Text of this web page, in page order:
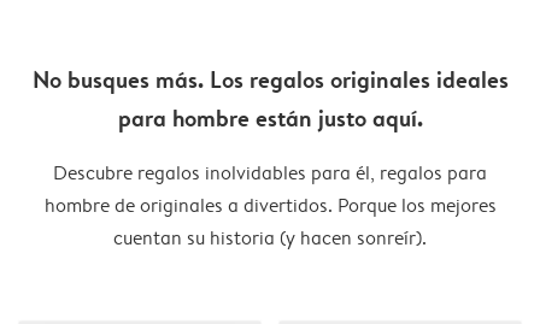
No busques más. Los regalos originales ideales
para hombre están justo aquí.
Descubre regalos inolvidables para él, regalos para
hombre de originales a divertidos. Porque los mejores
cuentan su historia (y hacen sonreír).